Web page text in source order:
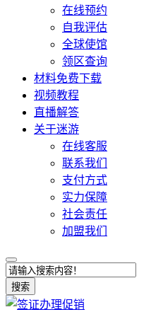
在线预约
自我评估
全球使馆
领区查询
材料免费下载
视频教程
直播解答
关于迷游
在线客服
联系我们
支付方式
实力保障
社会责任
加盟我们
搜索